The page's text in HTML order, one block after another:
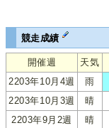
競走成績
開催週 天気
2203年10月4週
雨
2203年10月3週
晴
2203年9月2週
晴